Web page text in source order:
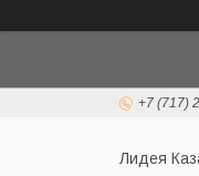
+7 (717)
Лидея